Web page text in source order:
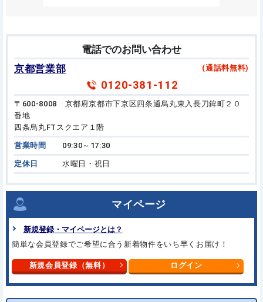
電話でのお問い合わせ
京都営業部
(通話料無料)
0120-381-112
〒600-8008 京都府京都市下京区四条通烏丸東入長刀鉾町２０
番地
四条烏丸FTスクエア１階
営業時間 09:30～17:30
定休日 水曜日・祝日
マイページ
新規登録・マイページとは？
簡単な会員登録でご希望に合う 新着物件をいち早くお届け！
新規会員登録（無料） ログイン